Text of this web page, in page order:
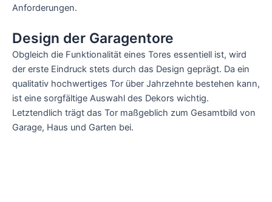
Anforderungen.
Design der Garagentore
Obgleich die Funktionalität eines Tores essentiell ist, wird
der erste Eindruck stets durch das Design geprägt. Da ein
qualitativ hochwertiges Tor über Jahrzehnte bestehen kann,
ist eine sorgfältige Auswahl des Dekors wichtig.
Letztendlich trägt das Tor maßgeblich zum Gesamtbild von
Garage, Haus und Garten bei.